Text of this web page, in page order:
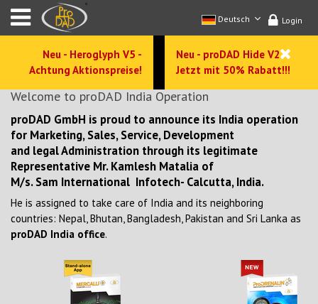
Login
Deutsch
Neu - Heroglyph V5 -
Achtung Aktionspreise!
Neu - proDAD Hide V2 -
Jetzt mit 50% Rabatt!!!
Welcome to proDAD India Operation
proDAD GmbH is proud to announce its India operation
for Marketing, Sales, Service, Development
and legal Administration through its legitimate
Representative Mr. Kamlesh Matalia of
M/s. Sam International Infotech- Calcutta, India.
He is assigned to take care of India and its neighboring
countries: Nepal, Bhutan, Bangladesh, Pakistan and Sri Lanka as
proDAD India office.